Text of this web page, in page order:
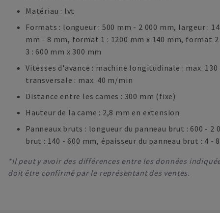
Matériau : lvt
Formats : longueur : 500 mm - 2 000 mm, largeur :
mm - 8 mm, format 1 : 1200 mm x 140 mm, format
3 : 600 mm x 300 mm
Vitesses d'avance : machine longitudinale : max.
transversale : max. 40 m/min
Distance entre les cames : 300 mm (fixe)
Hauteur de la came : 2,8 mm en extension
Panneaux bruts : longueur du panneau brut : 600 - 2
brut : 140 - 600 mm, épaisseur du panneau brut : 4 -
*Il peut y avoir des différences entre les données
doit être confirmé par le représentant des ventes.